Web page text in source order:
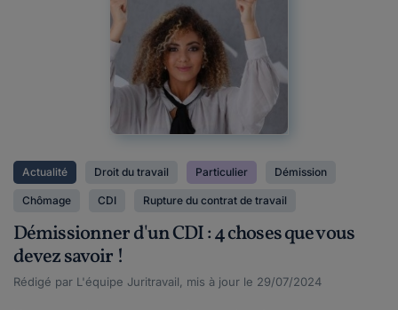
Actualité Droit du travail Particulier Démission
Chômage CDI Rupture du contrat de travail
Démissionner d'un CDI : 4 choses que vous
devez savoir !
Rédigé par L'équipe Juritravail, mis à jour le 29/07/2024